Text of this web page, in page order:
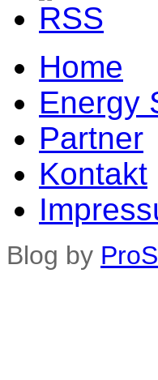
Home
Energy
Partner
Kontakt
Blog by